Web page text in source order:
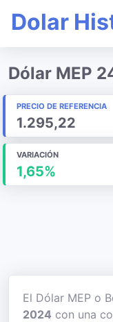
Dolar
Dólar MEP
PRECIO DE REFERENCIA
1.295,22
VARIACIÓN
1,65%
El Dólar MEP o
2024 con una